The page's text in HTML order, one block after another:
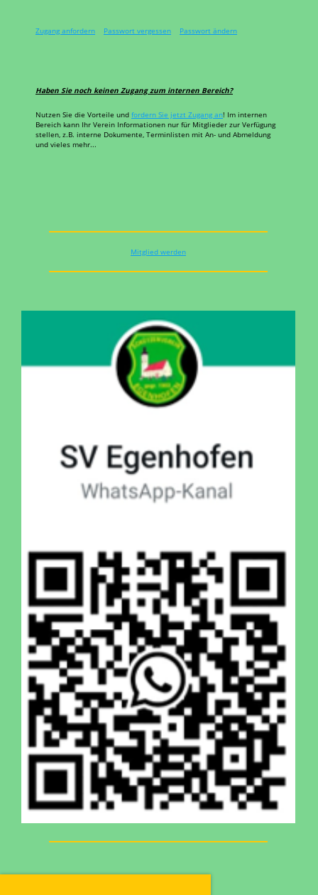
Zugang anfordern Passwort vergessen Passwort ändern
Haben Sie noch keinen Zugang zum internen Bereich?
Nutzen Sie die Vorteile und fordern Sie jetzt Zugang an! Im internen
Bereich kann Ihr Verein Informationen nur für Mitglieder zur Verfügung
stellen, z.B. interne Dokumente, Terminlisten mit An- und Abmeldung
und vieles mehr...
Mitglied werden